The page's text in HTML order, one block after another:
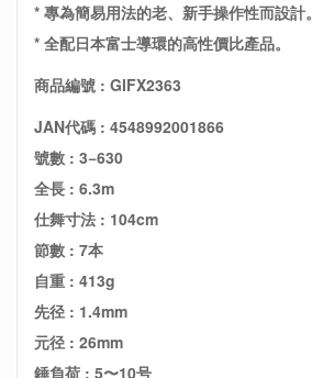
* 專為簡易用法的老、新手操作性而設計。
* 全配日本富士導環的高性價比產品。
商品編號 : GIFX2363
JAN代碼 : 4548992001866
號數 : 3−630
全長 : 6.3m
仕舞寸法 : 104cm
節數 : 7本
自重 : 413g
先径 : 1.4mm
元径 : 26mm
錘負荷 : 5〜10号